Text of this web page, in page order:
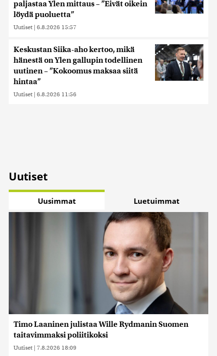
paljastaa Ylen mittaus – ”Eivät oikein
löydä puoluetta”
Uutiset | 6.8.2026 15:57
Keskustan Siika-aho kertoo, mikä
hänestä on Ylen gallupin todellinen
uutinen – ”Kokoomus maksaa siitä
hintaa”
Uutiset | 6.8.2026 11:56
Uutiset
Uusimmat Luetuimmat
Timo Laaninen julistaa Wille Rydmanin Suomen
taitavimmaksi poliitikoksi
Uutiset | 7.8.2026 18:09